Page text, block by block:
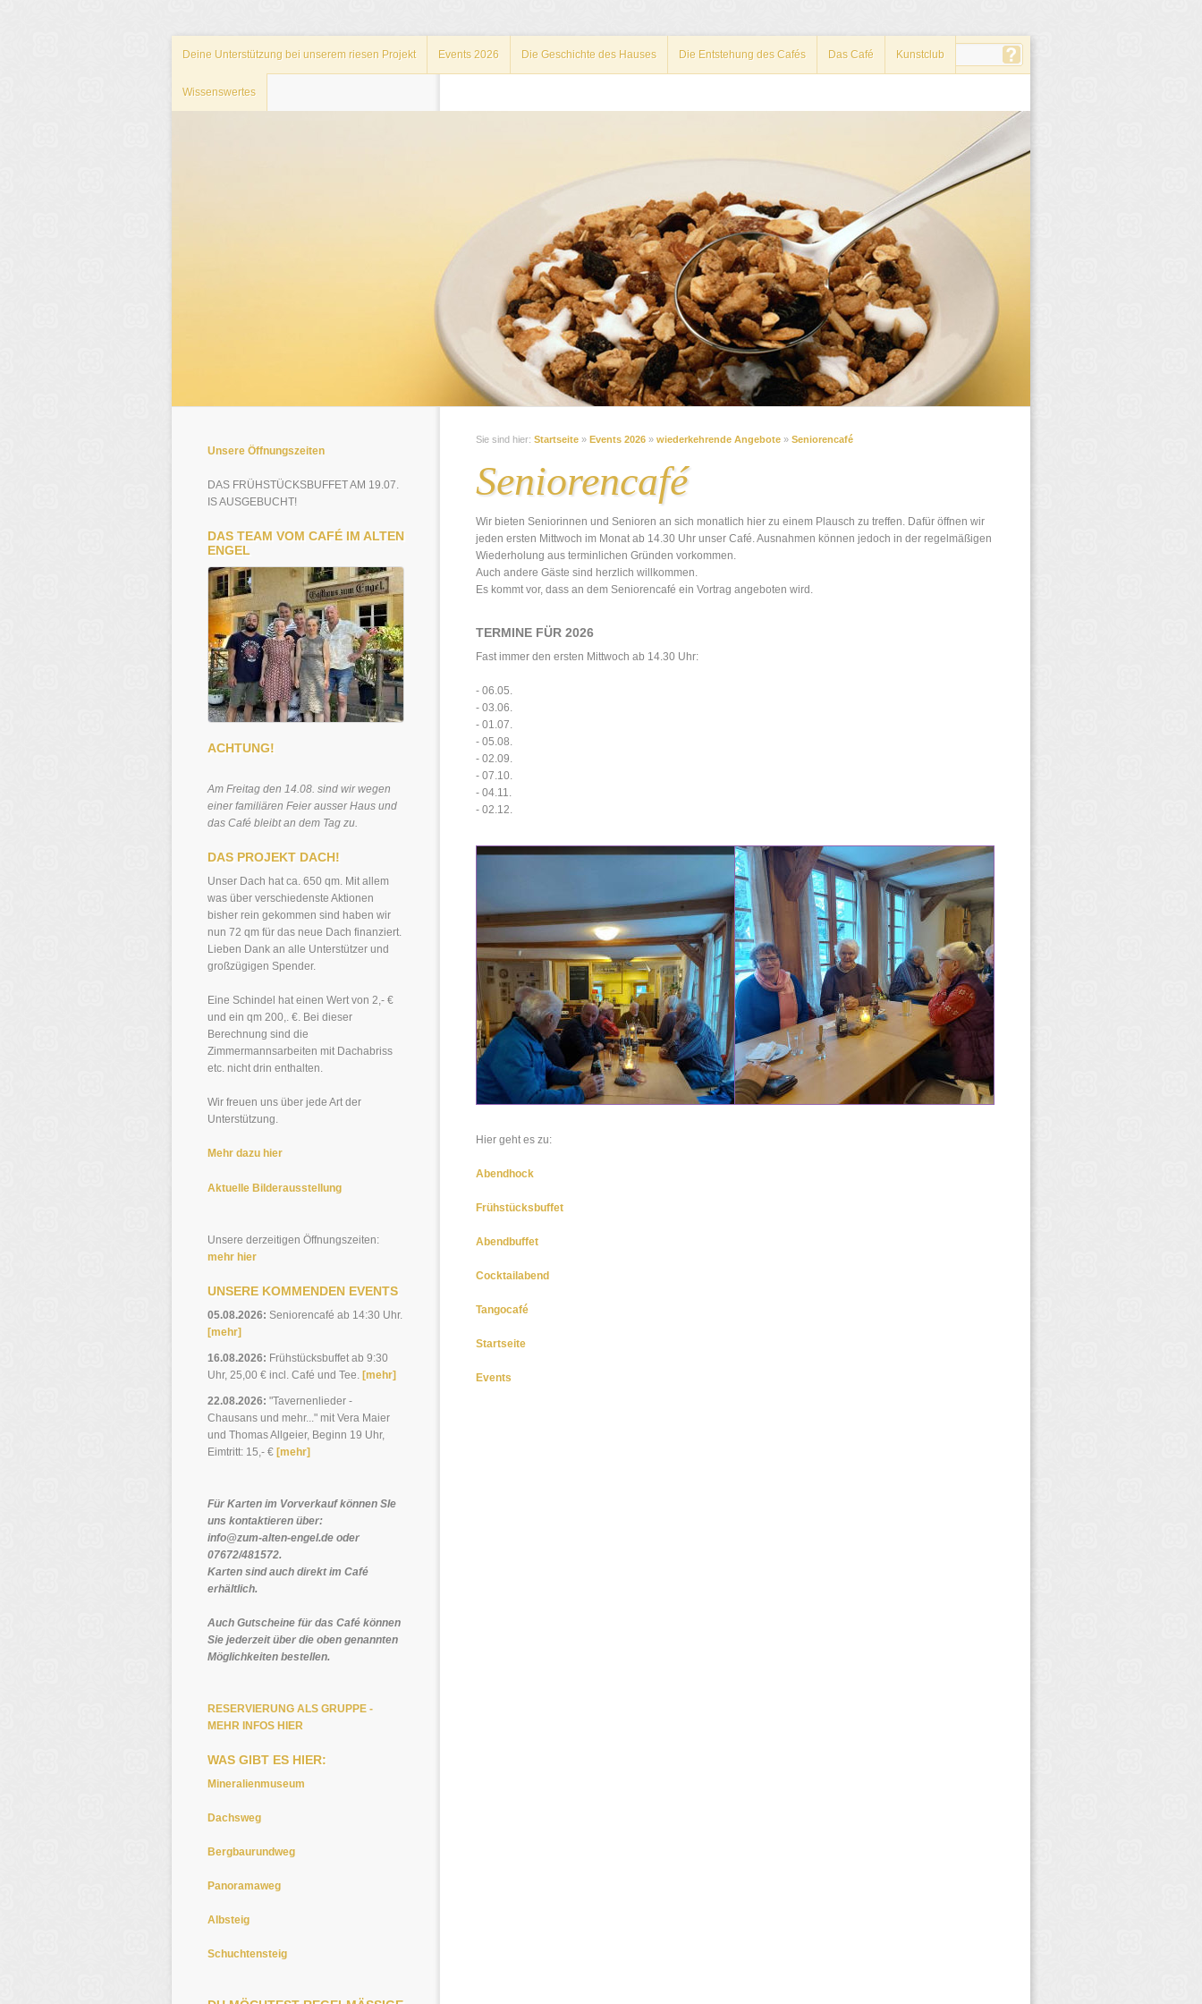
Deine Unterstützung bei unserem riesen Projekt Events 2026 Die Geschichte des Hauses Die Entstehung des Cafés Das Café Kunstclub
Wissenswertes
Unsere Öffnungszeiten
DAS FRÜHSTÜCKSBUFFET AM 19.07.
IS AUSGEBUCHT!
DAS TEAM VOM CAFÉ IM ALTEN
ENGEL
ACHTUNG!
Am Freitag den 14.08. sind wir wegen
einer familiären Feier ausser Haus und
das Café bleibt an dem Tag zu.
DAS PROJEKT DACH!
Unser Dach hat ca. 650 qm. Mit allem
was über verschiedenste Aktionen
bisher rein gekommen sind haben wir
nun 72 qm für das neue Dach finanziert.
Lieben Dank an alle Unterstützer und
großzügigen Spender.
Eine Schindel hat einen Wert von 2,- €
und ein qm 200,. €. Bei dieser
Berechnung sind die
Zimmermannsarbeiten mit Dachabriss
etc. nicht drin enthalten.
Wir freuen uns über jede Art der
Unterstützung.
Mehr dazu hier
Aktuelle Bilderausstellung
Unsere derzeitigen Öffnungszeiten:
mehr hier
UNSERE KOMMENDEN EVENTS
05.08.2026: Seniorencafé ab 14:30 Uhr.
[mehr]
16.08.2026: Frühstücksbuffet ab 9:30
Uhr, 25,00 € incl. Café und Tee. [mehr]
22.08.2026: "Tavernenlieder -
Chausans und mehr..." mit Vera Maier
und Thomas Allgeier, Beginn 19 Uhr,
Eimtritt: 15,- € [mehr]
Für Karten im Vorverkauf können SIe
uns kontaktieren über:
info@zum-alten-engel.de oder
07672/481572.
Karten sind auch direkt im Café
erhältlich.
Auch Gutscheine für das Café können
Sie jederzeit über die oben genannten
Möglichkeiten bestellen.
RESERVIERUNG ALS GRUPPE -
MEHR INFOS HIER
WAS GIBT ES HIER:
Mineralienmuseum
Dachsweg
Bergbaurundweg
Panoramaweg
Albsteig
Schuchtensteig
Sie sind hier: Startseite » Events 2026 » wiederkehrende Angebote » Seniorencafé
Seniorencafé
Wir bieten Seniorinnen und Senioren an sich monatlich hier zu einem Plausch zu treffen. Dafür öffnen wir
jeden ersten Mittwoch im Monat ab 14.30 Uhr unser Café. Ausnahmen können jedoch in der regelmäßigen
Wiederholung aus terminlichen Gründen vorkommen.
Auch andere Gäste sind herzlich willkommen.
Es kommt vor, dass an dem Seniorencafé ein Vortrag angeboten wird.
TERMINE FÜR 2026
Fast immer den ersten Mittwoch ab 14.30 Uhr:
- 06.05.
- 03.06.
- 01.07.
- 05.08.
- 02.09.
- 07.10.
- 04.11.
- 02.12.
Hier geht es zu:
Abendhock
Frühstücksbuffet
Abendbuffet
Cocktailabend
Tangocafé
Startseite
Events